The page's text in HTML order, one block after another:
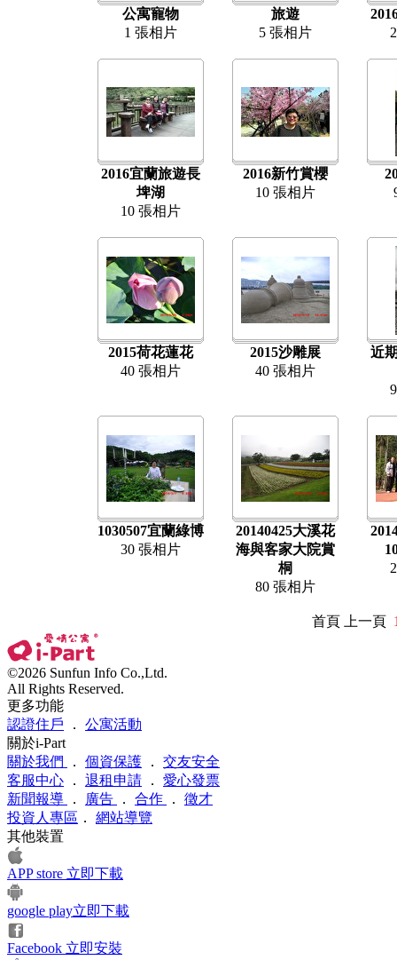
公寓寵物
1 張相片
旅遊
5 張相片
2016宜蘭旅遊長
埤湖
10 張相片
2016新竹賞櫻
10 張相片
2015荷花蓮花
40 張相片
2015沙雕展
40 張相片
近
1030507宜蘭綠博
30 張相片
20140425大溪花
海與客家大院賞
桐
80 張相片
首頁 上一頁
©2026 Sunfun Info Co.,Ltd.
All Rights Reserved.
更多功能
認證住戶 ． 公寓活動
關於i-Part
關於我們
． 個資保護 ． 交友安全
客服中心 ． 退租申請 ． 愛心發票
新聞報導
． 廣告 ． 合作 ． 徵才
投資人專區 ． 網站導覽
其他裝置
APP store 立即下載
google play立即下載
Facebook 立即安裝